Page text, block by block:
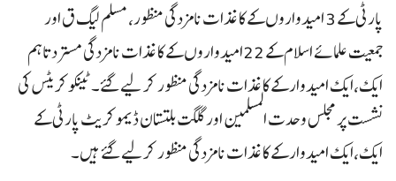
پارٹی کے 3 امیدواروں کے کاغذات نامزدگی منظور، مسلم لیگ ق اور
جمعیت علمائے اسلام کے 22امیدواروں کے کاغذات نامزدگی مسترد تاہم
ایک،ایک امیدوار کے کاغذات نامزدگی منظور کر لیے گئے۔ٹینکوکریٹس کی
نشست پر مجلس وحدت المسلمین اور گلگت بلتستان ڈیموکریٹ پارٹی کے
ایک،ایک امیدوار کے کاغذات نامزدگی منظور کرلیے گئے ہیں۔